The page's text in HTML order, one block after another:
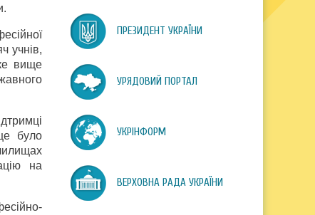
учнів,
вище
було
на
ПРЕЗИДЕНТ УКРАЇНИ
УРЯДОВИЙ ПОРТАЛ
УКРІНФОРМ
ВЕРХОВНА РАДА УКРАЇНИ